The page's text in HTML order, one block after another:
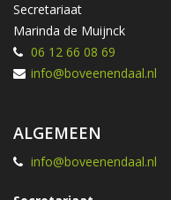
Secretariaat
Marinda de Muijnck
06 12 66 08 69
info@boveenendaal.nl
ALGEMEEN
info@boveenendaal.nl